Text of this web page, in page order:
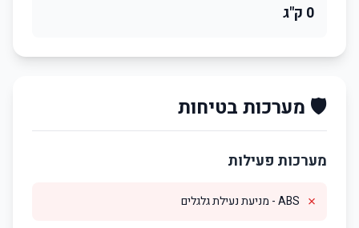
0 ק"ג
🛡️ מערכות בטיחות
מערכות פעילות
✗ ABS - מניעת נעילת גלגלים